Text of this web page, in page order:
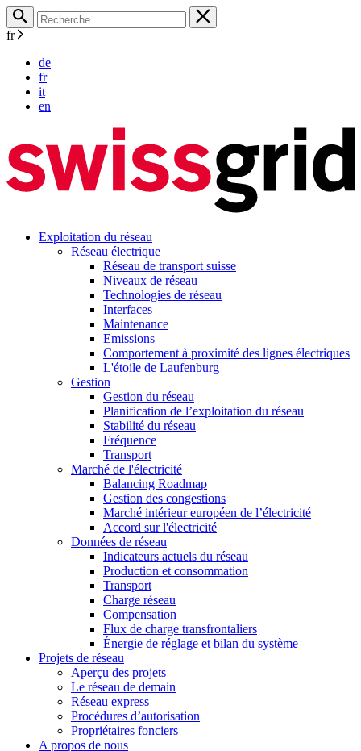
fr
de
fr
it
en
Exploitation du réseau
Réseau électrique
Réseau de transport suisse
Niveaux de réseau
Technologies de réseau
Interfaces
Maintenance
Emissions
Comportement à proximité des lignes électriques
L'étoile de Laufenburg
Gestion
Gestion du réseau
Planification de l’exploitation du réseau
Stabilité du réseau
Fréquence
Transport
Marché de l'électricité
Balancing Roadmap
Gestion des congestions
Marché intérieur européen de l’électricité
Accord sur l'électricité
Données de réseau
Indicateurs actuels du réseau
Production et consommation
Transport
Charge réseau
Compensation
Flux de charge transfrontaliers
Énergie de réglage et bilan du système
Projets de réseau
Aperçu des projets
Le réseau de demain
Réseau express
Procédures d’autorisation
Propriétaires fonciers
A propos de nous